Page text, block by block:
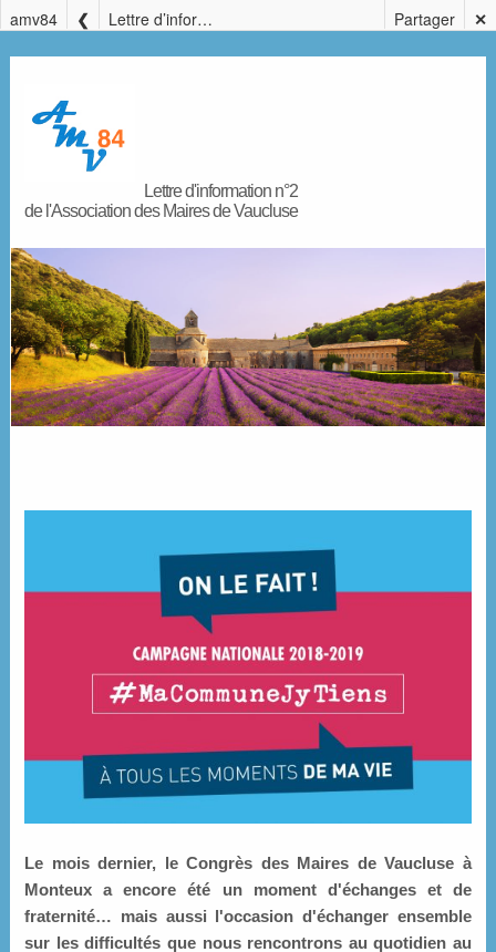
amv84 Lettre d’information n° 2 de l’Association des Maires de Vaucluse ✕
Partager